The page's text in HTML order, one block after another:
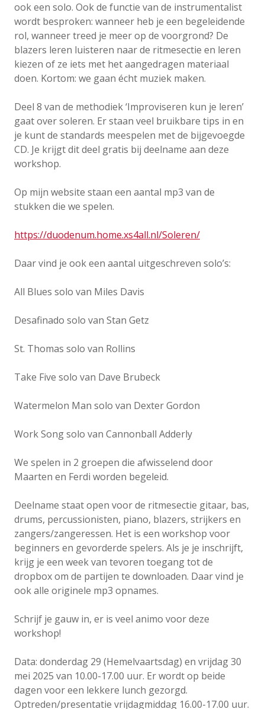
ook een solo. Ook de functie van de instrumentalist
wordt besproken: wanneer heb je een begeleidende
rol, wanneer treed je meer op de voorgrond? De
blazers leren luisteren naar de ritmesectie en leren
kiezen of ze iets met het aangedragen materiaal
doen. Kortom: we gaan écht muziek maken.
Deel 8 van de methodiek ‘Improviseren kun je leren’
gaat over soleren. Er staan veel bruikbare tips in en
je kunt de standards meespelen met de bijgevoegde
CD. Je krijgt dit deel gratis bij deelname aan deze
workshop.
Op mijn website staan een aantal mp3 van de
stukken die we spelen.
https://duodenum.home.xs4all.nl/Soleren/
Daar vind je ook een aantal uitgeschreven solo’s:
All Blues solo van Miles Davis
Desafinado solo van Stan Getz
St. Thomas solo van Rollins
Take Five solo van Dave Brubeck
Watermelon Man solo van Dexter Gordon
Work Song solo van Cannonball Adderly
We spelen in 2 groepen die afwisselend door
Maarten en Ferdi worden begeleid.
Deelname staat open voor de ritmesectie gitaar, bas,
drums, percussionisten, piano, blazers, strijkers en
zangers/zangeressen. Het is een workshop voor
beginners en gevorderde spelers. Als je je inschrijft,
krijg je een week van tevoren toegang tot de
dropbox om de partijen te downloaden. Daar vind je
ook alle originele mp3 opnames.
Schrijf je gauw in, er is veel animo voor deze
workshop!
Data: donderdag 29 (Hemelvaartsdag) en vrijdag 30
mei 2025 van 10.00-17.00 uur. Er wordt op beide
dagen voor een lekkere lunch gezorgd.
Optreden/presentatie vrijdagmiddag 16.00-17.00 uur.